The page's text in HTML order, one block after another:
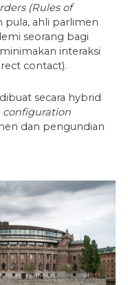
(Rules of
pula, ahli parlimen
seorang bagi
interaksi
contact).
secara hybrid
configuration
dan pengundian